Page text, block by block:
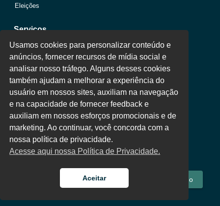
Eleições
Serviços
Jurídico
Oportunidades
Clube de Vantagens
Área Colaborador
Fale Conosco
Usamos cookies para personalizar conteúdo e
anúncios, fornecer recursos de mídia social e
analisar nosso tráfego. Alguns desses cookies
também ajudam a melhorar a experiência do
usuário em nossos sites, auxiliam na navegação
e na capacidade de fornecer feedback e
auxiliam em nossos esforços promocionais e de
marketing. Ao continuar, você concorda com a
nossa política de privacidade.
Acesse aqui nossa Política de Privacidade.
Aceitar